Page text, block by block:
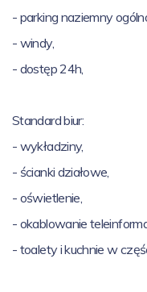
- parking naziemny
- windy,
- dostęp 24h,
Standard biur:
- wykładziny,
- ścianki działowe,
- oświetlenie,
- okablowanie
- toalety i kuchnie w